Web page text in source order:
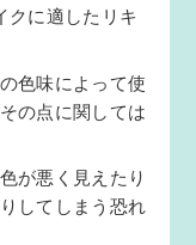
クに適したリキ
色味によって使
の点に関しては
が悪く見えたり
してしまう恐れ